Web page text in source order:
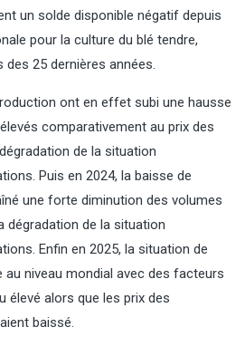
un solde disponible négatif depuis
pour la culture du blé tendre,
25 dernières années.
ont en effet subi une hausse
comparativement au prix des
de la situation
Puis en 2024, la baisse de
une forte diminution des volumes
dégradation de la situation
Enfin en 2025, la situation de
niveau mondial avec des facteurs
élevé alors que les prix des
baissé.